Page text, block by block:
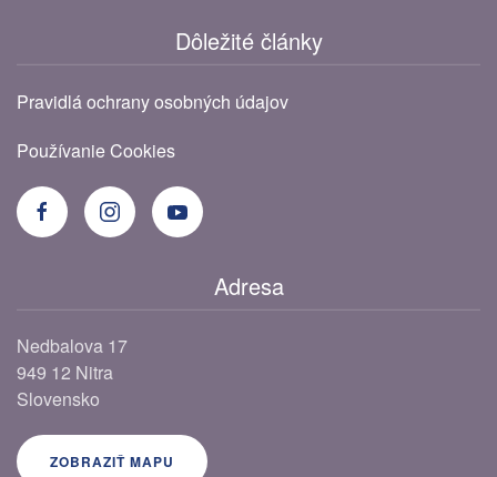
Dôležité články
Pravidlá ochrany osobných údajov
Používanie Cookies
Adresa
Nedbalova 17
949 12 Nitra
Slovensko
ZOBRAZIŤ MAPU